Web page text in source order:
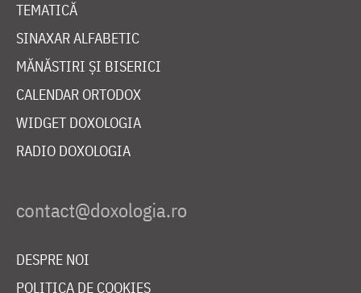
TEMATICĂ
SINAXAR ALFABETIC
MĂNĂSTIRI ȘI BISERICI
CALENDAR ORTODOX
WIDGET DOXOLOGIA
RADIO DOXOLOGIA
DESPRE NOI
POLITICA DE COOKIES